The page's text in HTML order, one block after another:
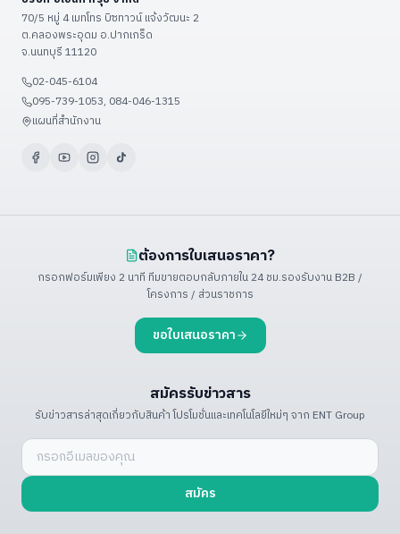
Restaurant & POS / KIOSK
Food Factory — โรงงานอาหาร
ดูเพิ่มเติม (+9)
เงื่อนไขรับประกัน
วิธีชำระเงิน
ติดต่อเรา / แผนที่
ดูเพิ่มเติม (+3)
70/5 หมู่ 4 เมทโทร บิซทาวน์ แจ้งวัฒนะ 2
ต.คลองพระอุดม อ.ปากเกร็ด
จ.นนทบุรี 11120
02-045-6104
095-739-1053, 084-046-1315
แผนที่สำนักงาน
ต้องการใบเสนอราคา?
กรอกฟอร์มเพียง 2 นาที ทีมขายตอบกลับภายใน 24 ชม.รองรับงาน B2B /
โครงการ / ส่วนราชการ
ขอใบเสนอราคา
สมัครรับข่าวสาร
รับข่าวสารล่าสุดเกี่ยวกับสินค้า โปรโมชั่นและเทคโนโลยีใหม่ๆ จาก ENT Group
สมัคร